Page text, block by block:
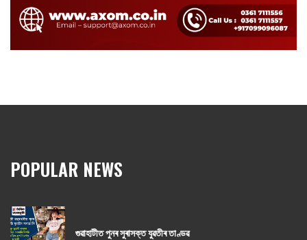
POPULAR NEWS
গুৱাহাটীত পুনৰ সুৰাসক্ত যুৱতীৰ তাণ্ডৱ